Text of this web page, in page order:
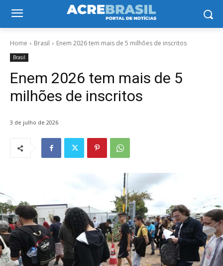
Home Brasil Enem 2026 tem mais de 5 milhões de inscritos
Brasil
Enem 2026 tem mais de 5
milhões de inscritos
3 de julho de 2026